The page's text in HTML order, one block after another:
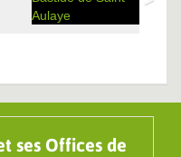
ses Offices de